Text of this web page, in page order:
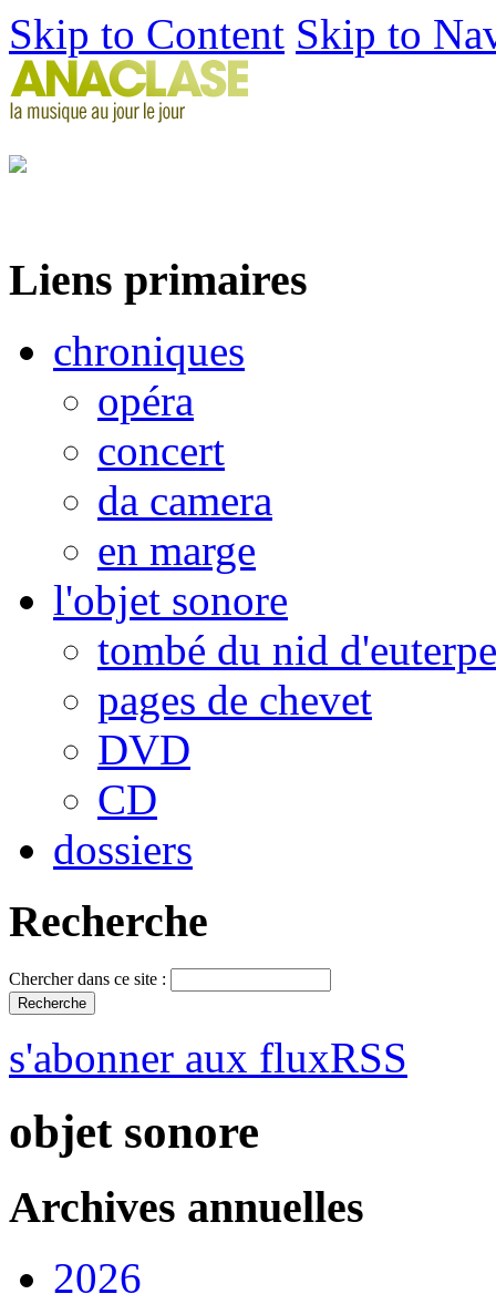
Skip to Content Skip to
Liens primaires
chroniques
opéra
concert
da camera
en marge
l'objet sonore
tombé du nid d'euterpe
pages de chevet
DVD
CD
dossiers
Recherche
Chercher dans ce site :
s'abonner aux fluxRSS
objet sonore
Archives annuelles
2026